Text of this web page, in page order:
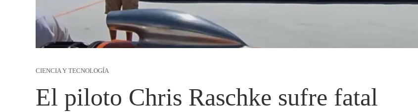
CIENCIA Y TECNOLOGÍA
El piloto Chris Raschke sufre fatal